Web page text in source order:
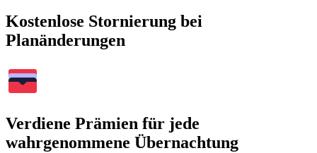
Kostenlose Stornierung bei
Planänderungen
Verdiene Prämien für jede
wahrgenommene Übernachtung